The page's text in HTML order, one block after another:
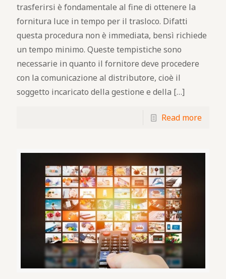
trasferirsi è fondamentale al fine di ottenere la
fornitura luce in tempo per il trasloco. Difatti
questa procedura non è immediata, bensì richiede
un tempo minimo. Queste tempistiche sono
necessarie in quanto il fornitore deve procedere
con la comunicazione al distributore, cioè il
soggetto incaricato della gestione e della […]
Read more